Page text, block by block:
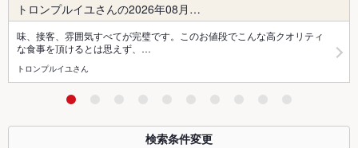
トロンプルイユさんの2026年08月…
味、接客、雰囲気すべてが完璧です。このお値段でこんな高クオリティ
な食事を頂けるとは思えず、…
トロンプルイユさん
検索条件変更